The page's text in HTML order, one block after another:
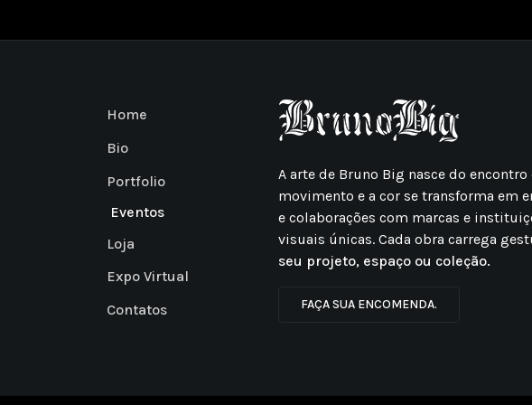
Home
Bio
Portfolio
Eventos
Loja
Expo Virtual
Contatos
A arte de Bruno Big nasce do
movimento e a cor se transforma em
e colaborações com marcas e
visuais únicas. Cada obra carrega
seu projeto, espaço ou coleção.
FAÇA SUA ENCOMENDA.